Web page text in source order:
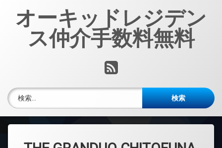
オーキッドレジデン
ス仲介手数料無料
RSS
検索: